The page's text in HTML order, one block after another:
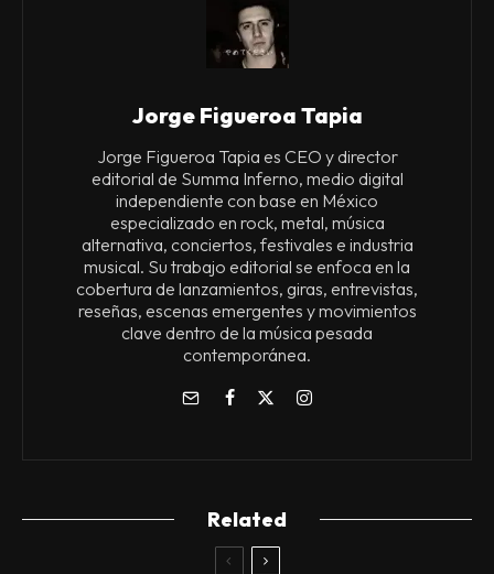
Jorge Figueroa Tapia
Jorge Figueroa Tapia es CEO y director
editorial de Summa Inferno, medio digital
independiente con base en México
especializado en rock, metal, música
alternativa, conciertos, festivales e industria
musical. Su trabajo editorial se enfoca en la
cobertura de lanzamientos, giras, entrevistas,
reseñas, escenas emergentes y movimientos
clave dentro de la música pesada
contemporánea.
Related